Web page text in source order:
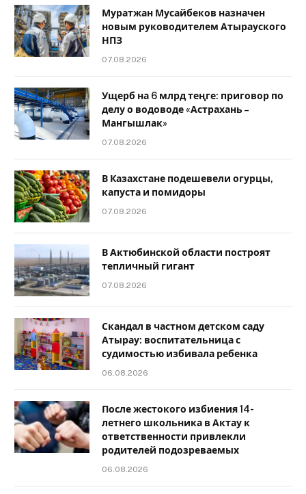
Муратжан Мусайбеков назначен
новым руководителем Атырауского
НПЗ
07.08.2026
Ущерб на 6 млрд теңге: приговор по
делу о водоводе «Астрахань –
Мангышлак»
07.08.2026
В Казахстане подешевели огурцы,
капуста и помидоры
07.08.2026
В Актюбинской области построят
тепличный гигант
07.08.2026
Скандал в частном детском саду
Атырау: воспитательница с
судимостью избивала ребенка
06.08.2026
После жестокого избиения 14-
летнего школьника в Актау к
ответственности привлекли
родителей подозреваемых
06.08.2026